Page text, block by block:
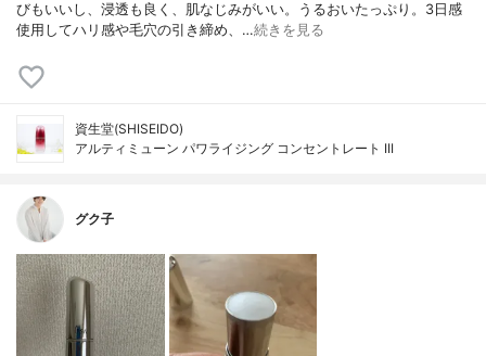
びもいいし、浸透も良く、肌なじみがいい。うるおいたっぷり。3日感
使用してハリ感や毛穴の引き締め、…続きを見る
資生堂(SHISEIDO)
アルティミューン パワライジング コンセントレート III
グク子